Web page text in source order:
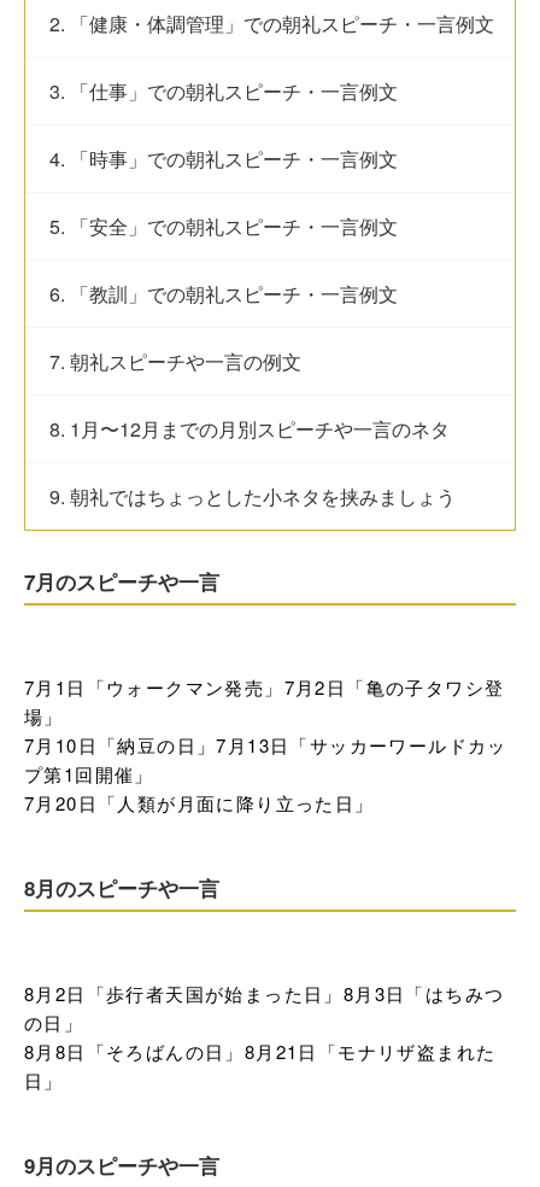
2. 「健康・体調管理」での朝礼スピーチ・一言例文
3. 「仕事」での朝礼スピーチ・一言例文
4. 「時事」での朝礼スピーチ・一言例文
5. 「安全」での朝礼スピーチ・一言例文
6. 「教訓」での朝礼スピーチ・一言例文
7. 朝礼スピーチや一言の例文
8. 1月〜12月までの月別スピーチや一言のネタ
9. 朝礼ではちょっとした小ネタを挟みましょう
7月のスピーチや一言
7月1日「ウォークマン発売」7月2日「亀の子タワシ登
場」
7月10日「納豆の日」7月13日「サッカーワールドカッ
プ第1回開催」
7月20日「人類が月面に降り立った日」
8月のスピーチや一言
8月2日「歩行者天国が始まった日」8月3日「はちみつ
の日」
8月8日「そろばんの日」8月21日「モナリザ盗まれた
日」
9月のスピーチや一言